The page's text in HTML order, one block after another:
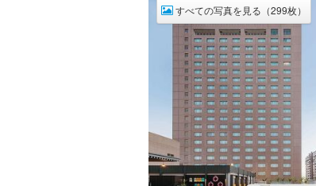
すべての写真を見る（299枚）